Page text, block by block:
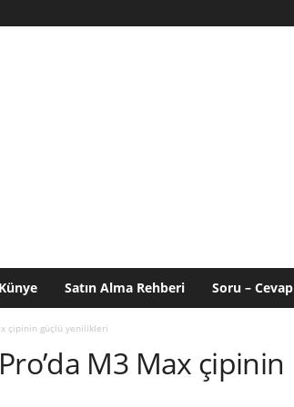
Künye Satın Alma Rehberi Soru – Cevap
çipinin güçlü yenilikleri
M3 Max çipinin